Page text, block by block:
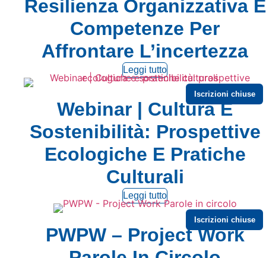
Resilienza Organizzativa E
Competenze Per
Affrontare L’incertezza
Leggi tutto
Iscrizioni chiuse
Webinar | Cultura E
Sostenibilità: Prospettive
Ecologiche E Pratiche
Culturali
Leggi tutto
Iscrizioni chiuse
PWPW – Project Work